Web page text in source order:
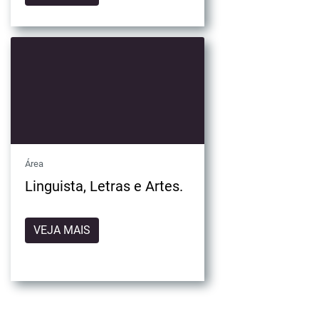
Área
Linguista, Letras e Artes.
VEJA MAIS